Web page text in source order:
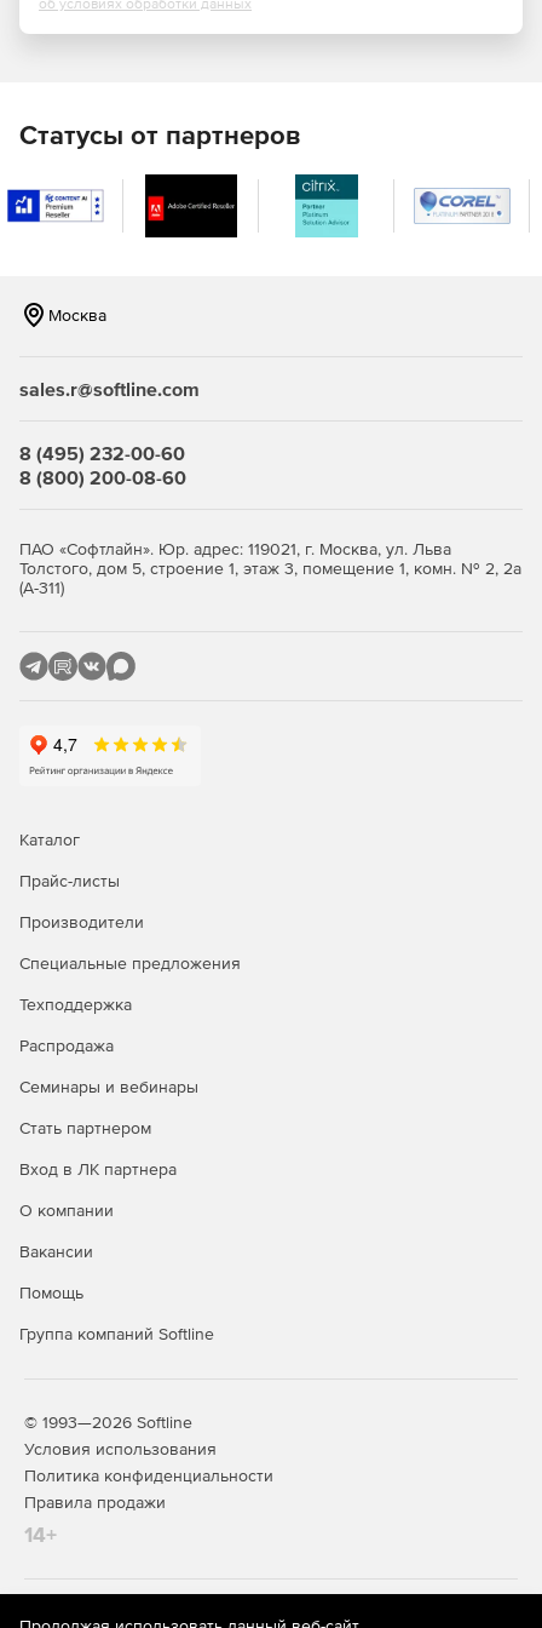
Надстройки. Расширьте функциональности Revit за
счет доступа к API-интерфейсам, сторонних решений,
Аннотация. Демонстрируйте проекты более
эффективно благодаря поддержке редактирования
WYSIWYG и возможностям, которые позволяют
управлять отображением текста.
кодом, который устанавливается вместе с Revit.
можно с помощью общих параметров проекта, к
Инструменты для моделирования и
документирования расширены и оптимизированы.
моделированию.
документации, с 3D-эскизом в Revit и FormIt Pro.
проекта.
Обнародование данных BIM с помощью Revit и
Новый внешний вид Generative Design, Dynamo Player
об условиях обработки данных
Статусы от партнеров
Москва
sales.r@softline.com
8 (495) 232-00-60
8 (800) 200-08-60
ПАО «Софтлайн». Юр. адрес: 119021, г. Москва, ул. Льва
Толстого, дом 5, строение 1, этаж 3, помещение 1, комн. № 2, 2а
(А-311)
Каталог
Прайс-листы
Производители
Специальные предложения
Техподдержка
Распродажа
Семинары и вебинары
Стать партнером
Вход в ЛК партнера
О компании
Вакансии
Помощь
Группа компаний Softline
© 1993—2026 Softline
Условия использования
Политика конфиденциальности
Правила продажи
14+
На информационном ресурсе store.softline.ru применяются